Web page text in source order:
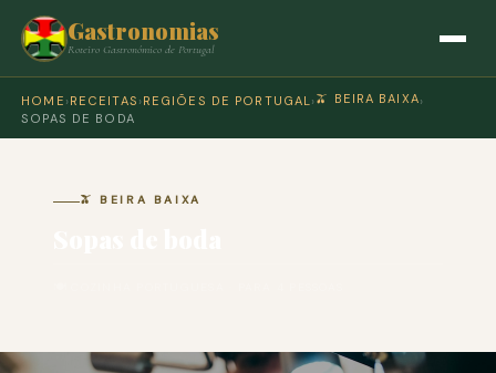
Gastronomias
Roteiro Gastronómico de Portugal
HOME › RECEITAS › REGIÕES DE PORTUGAL › 🫒 BEIRA BAIXA›
SOPAS DE BODA
🫒 BEIRA BAIXA